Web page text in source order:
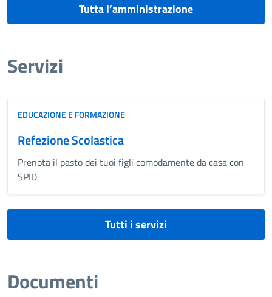
Tutta l’amministrazione
Servizi
EDUCAZIONE E FORMAZIONE
Refezione Scolastica
Prenota il pasto dei tuoi figli comodamente da casa con
SPID
Tutti i servizi
Documenti